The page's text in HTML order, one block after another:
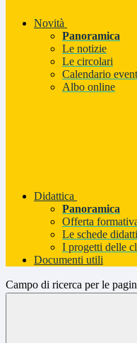
Novità
Panoramica
Le notizie
Le circolari
Calendario
Albo online
Didattica
Panoramica
Offerta
Le schede
I progetti delle
Documenti utili
Campo di ricerca per le